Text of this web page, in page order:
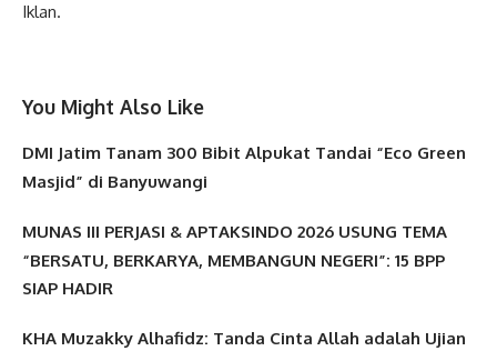
Iklan.
You Might Also Like
DMI Jatim Tanam 300 Bibit Alpukat Tandai “Eco Green
Masjid” di Banyuwangi
MUNAS III PERJASI & APTAKSINDO 2026 USUNG TEMA
“BERSATU, BERKARYA, MEMBANGUN NEGERI”: 15 BPP
SIAP HADIR
KHA Muzakky Alhafidz: Tanda Cinta Allah adalah Ujian